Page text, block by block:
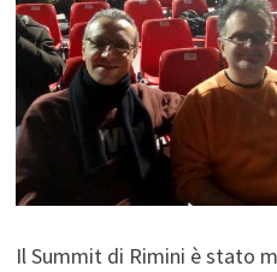
Il Summit di Rimini è stato